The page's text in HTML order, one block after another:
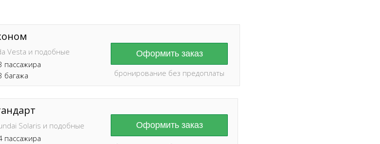
Оформить заказ
Solaris и подобные
пассажира
Оформить заказ
Vesta и подобные
пассажира
багажа
бронирование без предоплаты